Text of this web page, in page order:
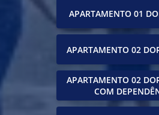
APARTAMENTO 01
APARTAMENTO 02
APARTAMENTO 02
COM